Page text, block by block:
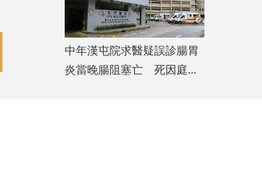
中年漢屯院求醫疑誤診腸胃
炎當晚腸阻塞亡 死因庭展